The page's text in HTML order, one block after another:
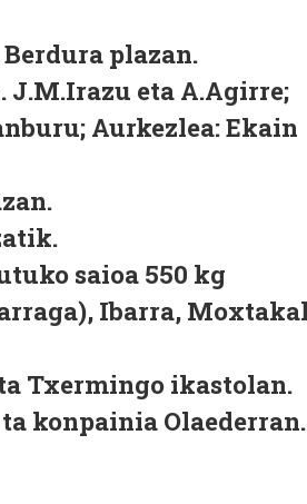
plazan.
J.M.Irazu eta A.Agirre;
Aurkezlea: Ekain
saioa 550 kg
Ibarra,
Txermingo ikastolan.
konpainia Olaederran.